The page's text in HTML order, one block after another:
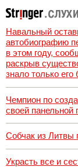
Навальный
автобиографию
в этом году,
раскрыв
знало только
Чемпион по
своей панельной
Собчак из Литвы
Украсть все и